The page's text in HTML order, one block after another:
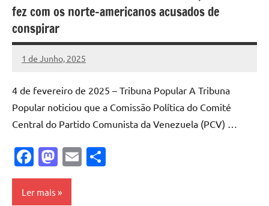
fez com os norte-americanos acusados de
conspirar
1 de Junho, 2025
Pedro
4 de fevereiro de 2025 – Tribuna Popular A Tribuna
Popular noticiou que a Comissão Política do Comité
Central do Partido Comunista da Venezuela (PCV) …
Facebook
Mastodon
Email
Ler mais